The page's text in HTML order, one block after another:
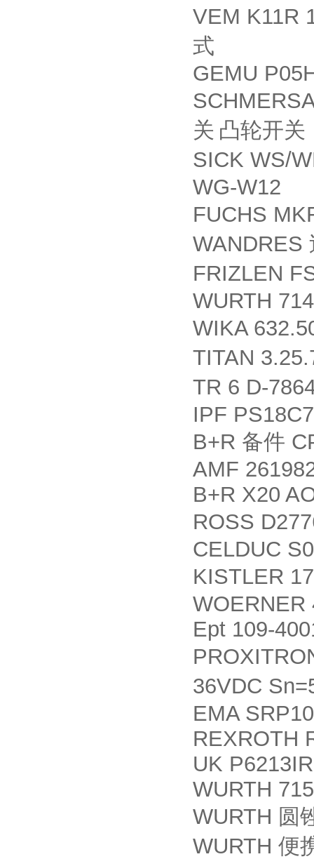
VEM K11R
式
GEMU
关 凸轮开关
SICK WS/
WG-W12
FUCHS
WANDRES
FRIZLEN
WURTH
WIKA
TITAN
TR 6 D-
IPF
B+R 备件
AMF
B+R X20
ROSS
CELDUC
KISTLER
WOERNER
Ept 109-
36VDC
EMA
REXROTH
UK
WURTH
WURTH 圆
WURTH 便